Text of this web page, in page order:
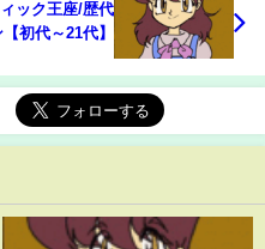
ック王座/歴代
初代～21代】